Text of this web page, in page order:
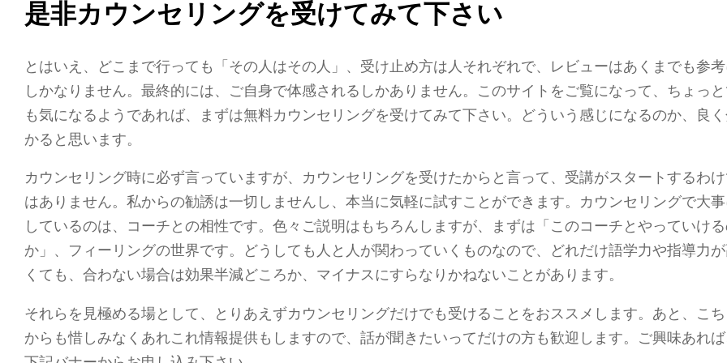
是非カウンセリングを受けてみて下さい
とはいえ、どこまで行っても「その人はその人」、受け止め方は人それぞれで、レビューはあくまでも参
しかなりません。最終的には、ご自身で体感されるしかありません。このサイトをご覧になって、ちょっ
も気になるようであれば、まずは無料カウンセリングを受けてみて下さい。どういう感じになるのか、良
かると思います。
カウンセリング時に必ず言っていますが、カウンセリングを受けたからと言って、受講がスタートするわ
はありません。私からの勧誘は一切しませんし、本当に気軽に試すことができます。カウンセリングで大
しているのは、コーチとの相性です。色々ご説明はもちろんしますが、まずは「このコーチとやっていけ
か」、フィーリングの世界です。どうしても人と人が関わっていくものなので、どれだけ語学力や指導力
くても、合わない場合は効果半減どころか、マイナスにすらなりかねないことがあります。
それらを見極める場として、とりあえずカウンセリングだけでも受けることをおススメします。あと、こち
からも惜しみなくあれこれ情報提供もしますので、話が聞きたいってだけの方も歓迎します。ご興味あれば